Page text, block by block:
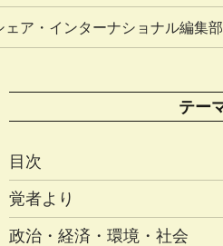
ェア・インターナショナル編集
テー
目次
覚者より
政治・経済・環境・社会